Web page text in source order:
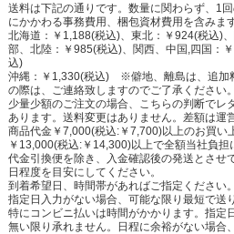
送料は下記の通りです。数量に関わらず、1
にかかわる事務費用、梱包資材費用を含みます
北海道：￥1,188(税込)、東北：￥924(税込)
部、北陸：￥985(税込)、関西、中国,四国：
込)
沖縄：￥1,330(税込) ※僻地、離島は、追加
の際は、ご連絡致しますのでご了承ください。
少量少額のご注文の場合、こちらの判断でレ
あります。送料変更はありません。差額は運
商品代金￥7,000(税込:￥7,700)以上のお買い
￥13,000(税込:￥14,300)以上で全額当社負担
代金引換便を除き、入金確認後の発送とさせ
日程度を目安にしてください。
到着希望日、時間帯があればご指定ください
指定日入力がない場合、可能な限り最短で送
特にコンビニ払いは時間がかかります。指定
無い限り承れません。日程に余裕がない場合